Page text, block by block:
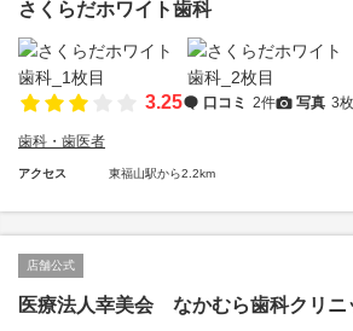
さくらだホワイト歯科
3.25 口コミ 2件 写真 3枚
歯科・歯医者
アクセス 東福山駅から2.2km
店舗公式
医療法人幸美会 なかむら歯科クリニ